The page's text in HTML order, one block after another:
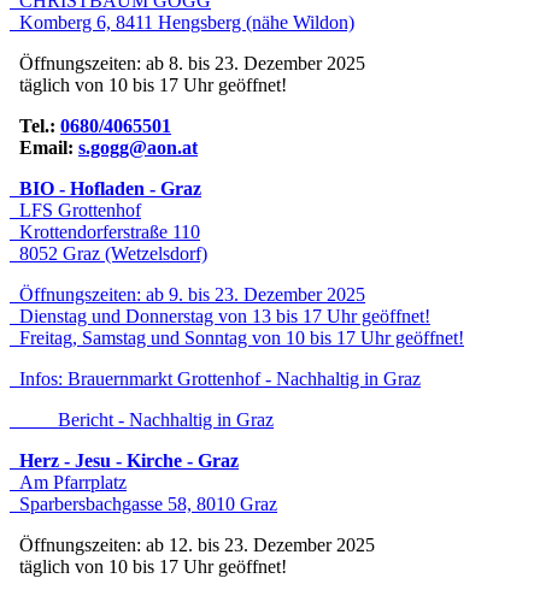
Komberg 6, 8411 Hengsberg (nähe Wildon)
Öffnungszeiten: ab 8. bis 23. Dezember 2025
täglich von 10 bis 17 Uhr geöffnet!
Tel.: 0680/4065501
Email: s.gogg@aon.at
BIO - Hofladen - Graz
LFS Grottenhof
Krottendorferstraße 110
8052 Graz (Wetzelsdorf)
Öffnungszeiten: ab 9. bis 23. Dezember 2025
Dienstag und Donnerstag von 13 bis 17 Uhr geöffnet!
Freitag, Samstag und Sonntag von 10 bis 17 Uhr geöffnet!
Infos: Brauernmarkt Grottenhof - Nachhaltig in Graz
Bericht - Nachhaltig in Graz
Herz - Jesu - Kirche - Graz
Am Pfarrplatz
Sparbersbachgasse 58, 8010 Graz
Öffnungszeiten: ab 12. bis 23. Dezember 2025
täglich von 10 bis 17 Uhr geöffnet!